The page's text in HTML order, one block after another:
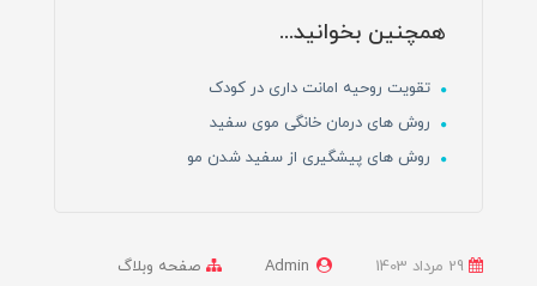
همچنین بخوانید...
تقویت روحیه امانت داری در کودک
روش های درمان خانگی موی سفید
روش های پیشگیری از سفید شدن مو
Admin صفحه وبلاگ